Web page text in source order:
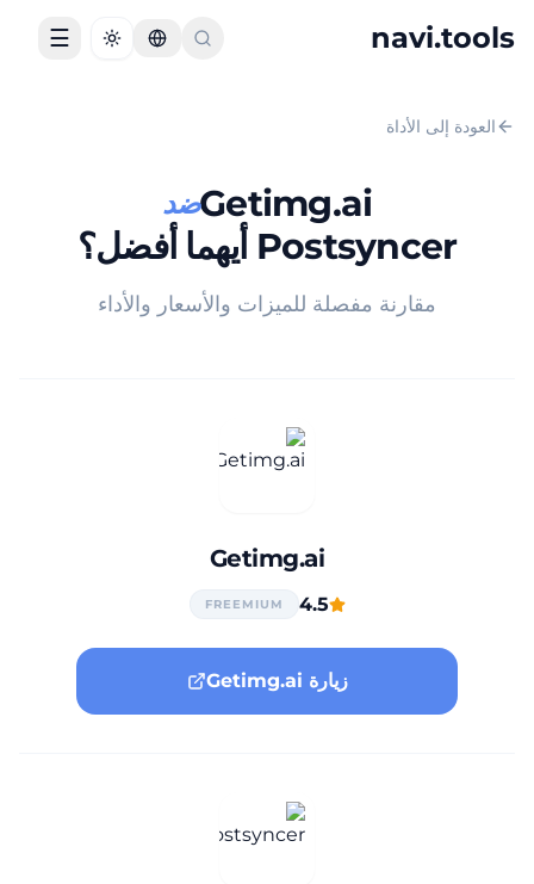
navi.tools
theme
☰
العودة إلى الأداة
Getimg.aiضد
Postsyncer أيهما أفضل؟
مقارنة مفصلة للميزات والأسعار والأداء
Getimg.ai
4.5
FREEMIUM
زيارة Getimg.ai